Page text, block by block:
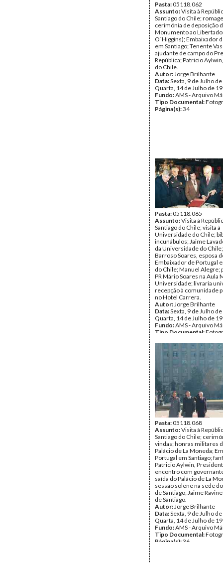
Pasta:05118.062
Assunto:Visita à
Santiago do Chile;
cerimónia de deposição
Monumento ao
O´Higgins); Embaixador
em Santiago; Tenente
ajudante de campo do
República; Patricio
do Chile.
Autor:Jorge Brilhante
Data:Sexta, 9 de Julho
Quarta, 14 de Julho de
Fundo:AMS - Arquivo
Tipo Documental:
Página(s):34
Pasta:05118.065
Assunto:Visita à
Santiago do Chile; visita à
Universidade do Chile;
incunábulos; Jaime
da Universidade do
Barroso Soares, esposa
Embaixador de Portugal
do Chile; Manuel Alegre;
PR Mário Soares na Aula
Universidade; livraria
recepção à comunidade
no Hotel Carrera.
Autor:Jorge Brilhante
Data:Sexta, 9 de Julho
Quarta, 14 de Julho de
Fundo:AMS - Arquivo
Tipo Documental:
Pasta:05118.068
Assunto:Visita à
Santiago do Chile;
vindas; honras militares
Palácio de La Moneda;
Portugal em Santiago;
Patricio Aylwin,
encontro com
saída do Palácio de La
sessão solene na sede
de Santiago; Jaime
de Santiago.
Autor:Jorge Brilhante
Data:Sexta, 9 de Julho
Quarta, 14 de Julho de
Fundo:AMS - Arquivo
Tipo Documental:
Página(s):36